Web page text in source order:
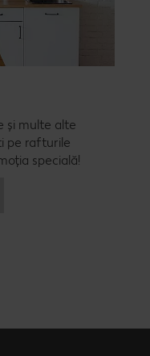
și multe alte
pe rafturile
specială!